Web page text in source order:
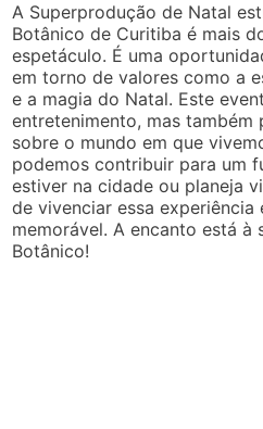
A Superprodução de Natal
Botânico de Curitiba é mais
espetáculo. É uma
em torno de valores como a
e a magia do Natal. Este
entretenimento, mas também
sobre o mundo em que
podemos contribuir para um
estiver na cidade ou planeja
de vivenciar essa experiência
memorável. A encanto está à
Botânico!